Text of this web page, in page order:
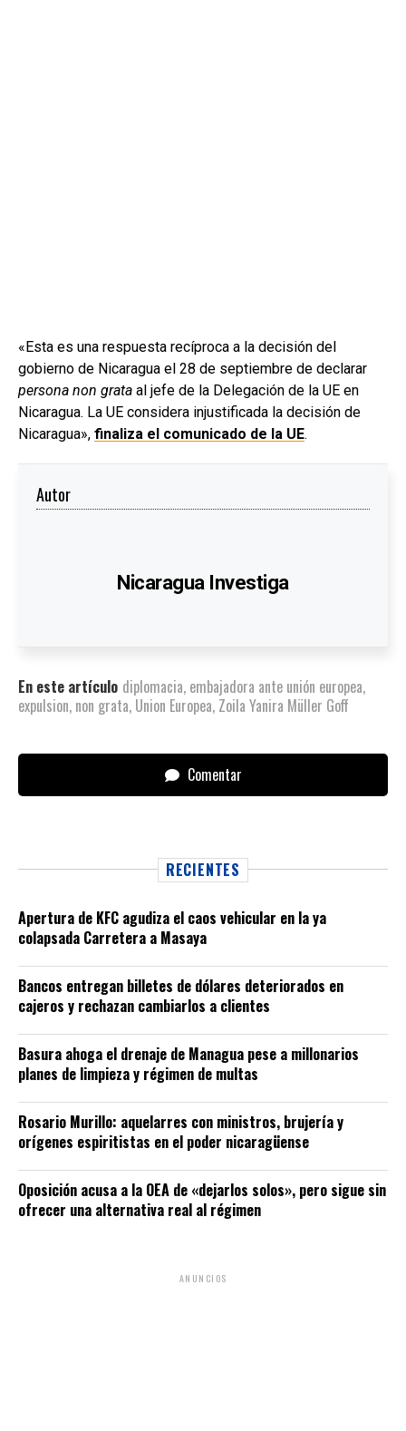
«Esta es una respuesta recíproca a la decisión del
gobierno de Nicaragua el 28 de septiembre de declarar
persona non grata al jefe de la Delegación de la UE en
Nicaragua. La UE considera injustificada la decisión de
Nicaragua», finaliza el comunicado de la UE.
Autor
Nicaragua Investiga
En este artículo diplomacia, embajadora ante unión europea,
expulsion, non grata, Union Europea, Zoila Yanira Müller Goff
Comentar
RECIENTES
Apertura de KFC agudiza el caos vehicular en la ya
colapsada Carretera a Masaya
Bancos entregan billetes de dólares deteriorados en
cajeros y rechazan cambiarlos a clientes
Basura ahoga el drenaje de Managua pese a millonarios
planes de limpieza y régimen de multas
Rosario Murillo: aquelarres con ministros, brujería y
orígenes espiritistas en el poder nicaragüense
Oposición acusa a la OEA de «dejarlos solos», pero sigue sin
ofrecer una alternativa real al régimen
ANUNCIOS